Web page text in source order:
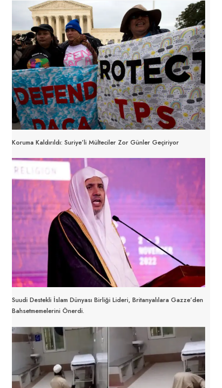
Koruma Kaldırıldı: Suriye’li Mülteciler Zor Günler Geçiriyor
Suudi Destekli İslam Dünyası Birliği Lideri, Britanyalılara Gazze’den
Bahsetmemelerini Önerdi.